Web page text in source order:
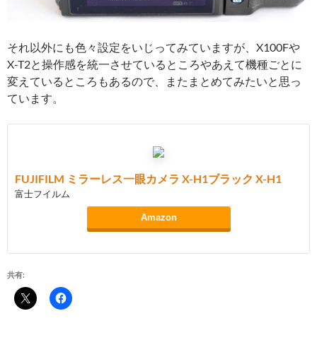
それ以外にも色々設定をいじってみていますが、X100Fや
X-T2と操作感を統一させているところやあえて機種ごとに
変えているところもあるので、またまとめてみたいと思っ
ています。
FUJIFILM ミラーレス一眼カメラ X-H1ブラック X-H1
富士フイルム
Amazon
共有: